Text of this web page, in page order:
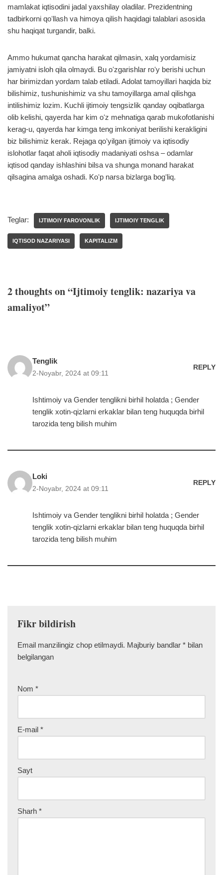
mamlakat iqtisodini jadal yaxshilay oladilar. Prezidentning
tadbirkorni qoʻllash va himoya qilish haqidagi talablari asosida
shu haqiqat turgandir, balki.
Ammo hukumat qancha harakat qilmasin, xalq yordamisiz
jamiyatni isloh qila olmaydi. Bu oʻzgarishlar roʻy berishi uchun
har birimizdan yordam talab etiladi. Adolat tamoyillari haqida biz
bilishimiz, tushunishimiz va shu tamoyillarga amal qilishga
intilishimiz lozim. Kuchli ijtimoiy tengsizlik qanday oqibatlarga
olib kelishi, qayerda har kim oʻz mehnatiga qarab mukofotlanishi
kerag-u, qayerda har kimga teng imkoniyat berilishi kerakligini
biz bilishimiz kerak. Rejaga qoʻyilgan ijtimoiy va iqtisodiy
islohotlar faqat aholi iqtisodiy madaniyati oshsa – odamlar
iqtisod qanday ishlashini bilsa va shunga monand harakat
qilsagina amalga oshadi. Koʻp narsa bizlarga bogʻliq.
Teglar: IJTIMOIY FAROVONLIK IJTIMOIY TENGLIK
IQTISOD NAZARIYASI KAPITALIZM
2 thoughts on “Ijtimoiy tenglik: nazariya va
amaliyot”
Tenglik
2-Noyabr, 2024 at 09:11
REPLY
Ishtimoiy va Gender tenglikni birhil holatda ; Gender
tenglik xotin-qizlarni erkaklar bilan teng huquqda birhil
tarozida teng bilish muhim
Loki
2-Noyabr, 2024 at 09:11
REPLY
Ishtimoiy va Gender tenglikni birhil holatda ; Gender
tenglik xotin-qizlarni erkaklar bilan teng huquqda birhil
tarozida teng bilish muhim
Fikr bildirish
Email manzilingiz chop etilmaydi. Majburiy bandlar * bilan
belgilangan
Nom *
E-mail *
Sayt
Sharh *